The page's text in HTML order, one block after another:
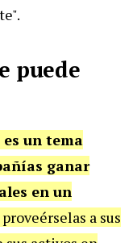
puede
un tema
ganar
en un
proveérselas a sus